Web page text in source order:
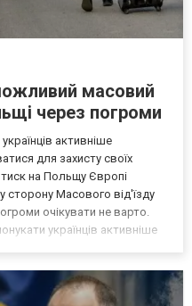
масовий
через погроми
активніше
для захисту своїх
тиск на Польщу Європі
сторону Масового від'їзду
очікувати не варто.
українців активніше